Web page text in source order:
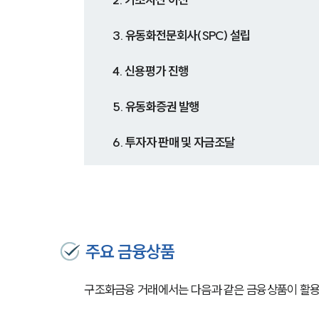
3. 유동화전문회사(SPC) 설립
4. 신용평가 진행
5. 유동화증권 발행
6. 투자자 판매 및 자금조달
주요 금융상품
구조화금융 거래에서는 다음과 같은 금융상품이 활